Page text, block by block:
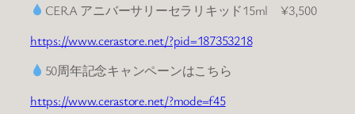
CERA アニバーサリーセラリキッド15ml ¥3,500
https://www.cerastore.net/?pid=187353218
50周年記念キャンペーンはこちら
https://www.cerastore.net/?mode=f45